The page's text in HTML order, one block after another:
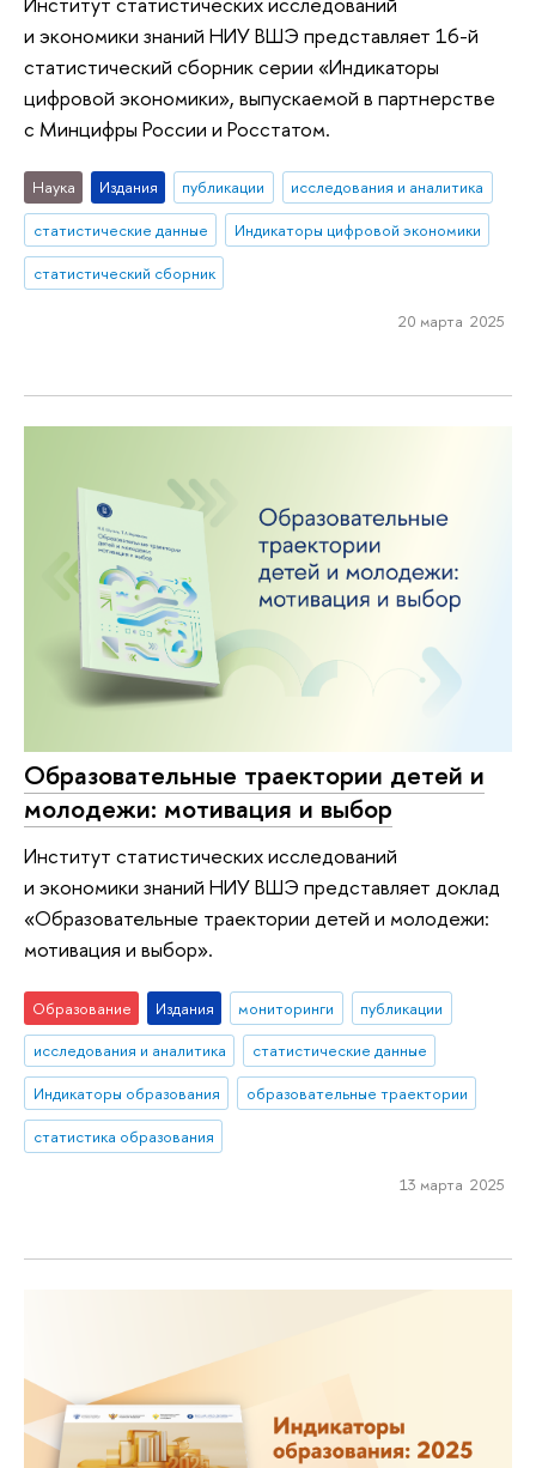
и экономики знаний НИУ ВШЭ представляет 16-й
статистический сборник серии «Индикаторы
цифровой экономики», выпускаемой в партнерстве
с Минцифры России и Росстатом.
Наука Издания публикации
исследования и аналитика
статистические данные
Индикаторы цифровой экономики
статистический сборник
20 марта 2025
Образовательные траектории детей и
молодежи: мотивация и выбор
Институт статистических исследований
и экономики знаний НИУ ВШЭ представляет доклад
«Образовательные траектории детей и молодежи:
мотивация и выбор».
Образование Издания мониторинги
публикации
исследования и аналитика
статистические данные
Индикаторы образования
образовательные траектории
статистика образования
13 марта 2025